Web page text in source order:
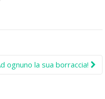
ognuno la sua borraccia!